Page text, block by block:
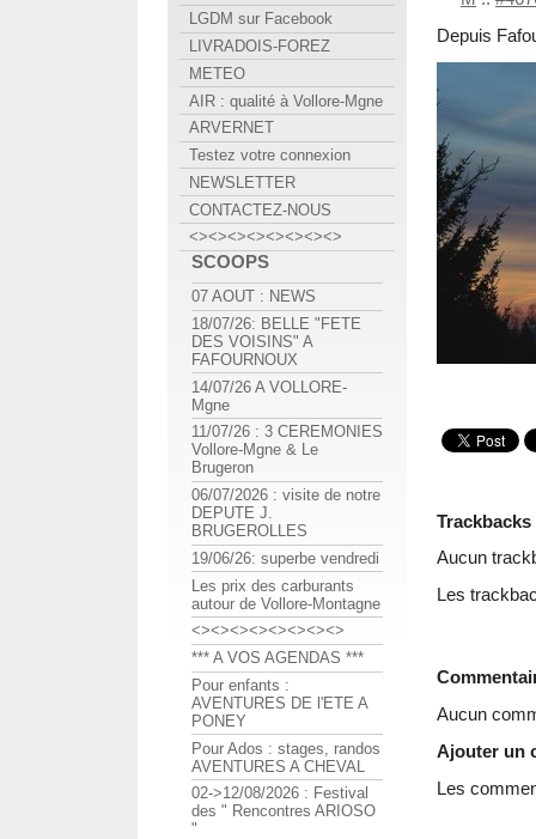
Depuis
Trackbacks
Aucun
Les
Aucun
Ajouter un
Les
LGDM sur Facebook
LIVRADOIS-FOREZ
METEO
AIR : qualité à Vollore-Mgne
ARVERNET
Testez votre connexion
NEWSLETTER
CONTACTEZ-NOUS
<><><><><><><><>
SCOOPS
07 AOUT : NEWS
18/07/26: BELLE "FETE
DES VOISINS" A
FAFOURNOUX
14/07/26 A VOLLORE-
Mgne
11/07/26 : 3 CEREMONIES
Vollore-Mgne & Le
Brugeron
06/07/2026 : visite de notre
DEPUTE J.
BRUGEROLLES
19/06/26: superbe vendredi
Les prix des carburants
autour de Vollore-Montagne
<><><><><><><><>
*** A VOS AGENDAS ***
Pour enfants :
AVENTURES DE l'ETE A
PONEY
Pour Ados : stages, randos
AVENTURES A CHEVAL
02->12/08/2026 : Festival
des " Rencontres ARIOSO
"